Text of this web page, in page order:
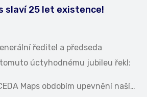
slaví 25 let existence!
ředitel a předseda
úctyhodnému jubileu řekl:
Maps obdobím upevnění naší…